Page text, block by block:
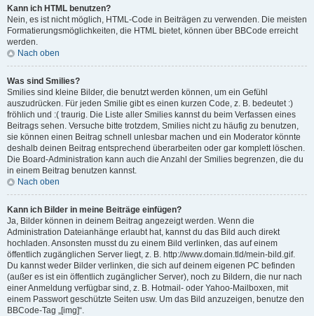
Kann ich HTML benutzen?
Nein, es ist nicht möglich, HTML-Code in Beiträgen zu verwenden. Die meisten
Formatierungsmöglichkeiten, die HTML bietet, können über BBCode erreicht
werden.
Nach oben
Was sind Smilies?
Smilies sind kleine Bilder, die benutzt werden können, um ein Gefühl
auszudrücken. Für jeden Smilie gibt es einen kurzen Code, z. B. bedeutet :)
fröhlich und :( traurig. Die Liste aller Smilies kannst du beim Verfassen eines
Beitrags sehen. Versuche bitte trotzdem, Smilies nicht zu häufig zu benutzen,
sie können einen Beitrag schnell unlesbar machen und ein Moderator könnte
deshalb deinen Beitrag entsprechend überarbeiten oder gar komplett löschen.
Die Board-Administration kann auch die Anzahl der Smilies begrenzen, die du
in einem Beitrag benutzen kannst.
Nach oben
Kann ich Bilder in meine Beiträge einfügen?
Ja, Bilder können in deinem Beitrag angezeigt werden. Wenn die
Administration Dateianhänge erlaubt hat, kannst du das Bild auch direkt
hochladen. Ansonsten musst du zu einem Bild verlinken, das auf einem
öffentlich zugänglichen Server liegt, z. B. http://www.domain.tld/mein-bild.gif.
Du kannst weder Bilder verlinken, die sich auf deinem eigenen PC befinden
(außer es ist ein öffentlich zugänglicher Server), noch zu Bildern, die nur nach
einer Anmeldung verfügbar sind, z. B. Hotmail- oder Yahoo-Mailboxen, mit
einem Passwort geschützte Seiten usw. Um das Bild anzuzeigen, benutze den
BBCode-Tag „[img]“.